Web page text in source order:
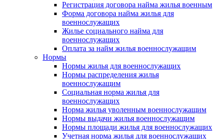
Регистрация договора найма жилья военным
Форма договора найма жилья для
военнослужащих
Жилье социального найма для
военнослужащих
Оплата за найм жилья военнослужащим
Нормы
Нормы жилья для военнослужащих
Нормы распределения жилья
военнослужащим
Социальная норма жилья для
военнослужащих
Норма жилья уволенным военнослужащим
Нормы выдачи жилья военнослужащим
Нормы площади жилья для военнослужащих
Учетная норма жилья для военнослужащих